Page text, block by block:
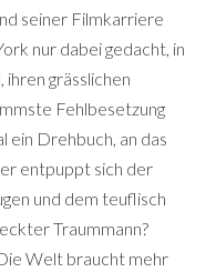
seiner Filmkarriere
nur dabei gedacht, in
ihren grässlichen
Fehlbesetzung
ein Drehbuch, an das
entpuppt sich der
und dem teuflisch
Traummann?
Welt braucht mehr